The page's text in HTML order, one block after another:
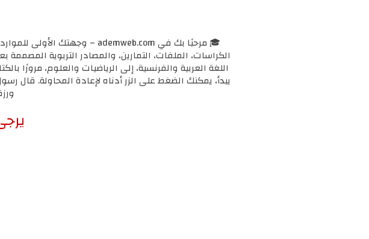
الكراسات، الملفات، التمارين، والمصادر التربوية
اللغة العربية والفرنسية، إلى الرياضيات والعلوم، مرورًا
يبدأ، يمكنك الضغط على الزر أدناه لإعادة المحاولة.